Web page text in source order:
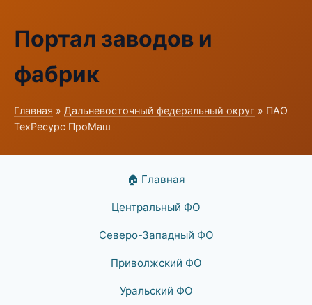
Портал заводов и
фабрик
Главная » Дальневосточный федеральный округ » ПАО
ТехРесурс ПроМаш
🏠 Главная
Центральный ФО
Северо-Западный ФО
Приволжский ФО
Уральский ФО